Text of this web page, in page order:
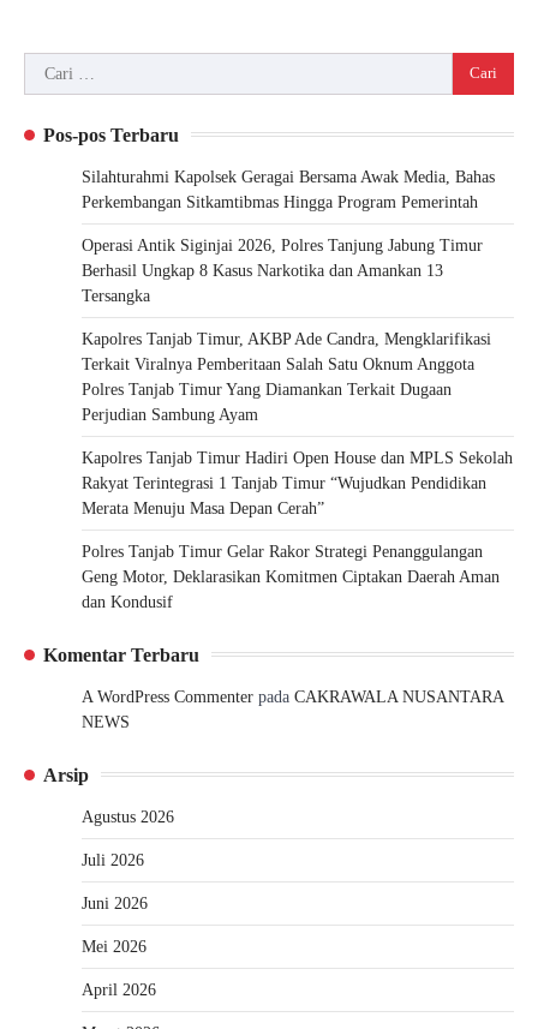
Cari
untuk:
Pos-pos Terbaru
Silahturahmi Kapolsek Geragai Bersama Awak Media, Bahas
Perkembangan Sitkamtibmas Hingga Program Pemerintah
Operasi Antik Siginjai 2026, Polres Tanjung Jabung Timur
Berhasil Ungkap 8 Kasus Narkotika dan Amankan 13
Tersangka
Kapolres Tanjab Timur, AKBP Ade Candra, Mengklarifikasi
Terkait Viralnya Pemberitaan Salah Satu Oknum Anggota
Polres Tanjab Timur Yang Diamankan Terkait Dugaan
Perjudian Sambung Ayam
Kapolres Tanjab Timur Hadiri Open House dan MPLS Sekolah
Rakyat Terintegrasi 1 Tanjab Timur “Wujudkan Pendidikan
Merata Menuju Masa Depan Cerah”
Polres Tanjab Timur Gelar Rakor Strategi Penanggulangan
Geng Motor, Deklarasikan Komitmen Ciptakan Daerah Aman
dan Kondusif
Komentar Terbaru
A WordPress Commenter pada CAKRAWALA NUSANTARA
NEWS
Arsip
Agustus 2026
Juli 2026
Juni 2026
Mei 2026
April 2026